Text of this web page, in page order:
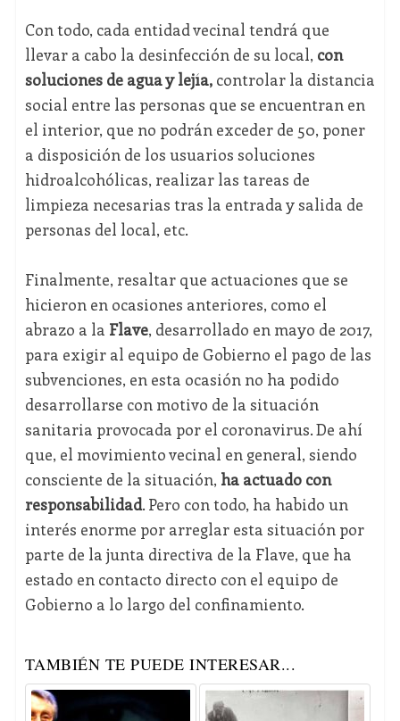
Con todo, cada entidad vecinal tendrá que
llevar a cabo la desinfección de su local, con
soluciones de agua y lejía,controlar la distancia
social entre las personas que se encuentran en
el interior, que no podrán exceder de 50, poner
a disposición de los usuarios soluciones
hidroalcohólicas, realizar las tareas de
limpieza necesarias tras la entrada y salida de
personas del local, etc.
Finalmente, resaltar que actuaciones que se
hicieron en ocasiones anteriores, como el
abrazo a la Flave, desarrollado en mayo de 2017,
para exigir al equipo de Gobierno el pago de las
subvenciones, en esta ocasión no ha podido
desarrollarse con motivo de la situación
sanitaria provocada por el coronavirus. De ahí
que, el movimiento vecinal en general, siendo
consciente de la situación, ha actuado con
responsabilidad. Pero con todo, ha habido un
interés enorme por arreglar esta situación por
parte de la junta directiva de la Flave, que ha
estado en contacto directo con el equipo de
Gobierno a lo largo del confinamiento.
TAMBIÉN TE PUEDE INTERESAR...